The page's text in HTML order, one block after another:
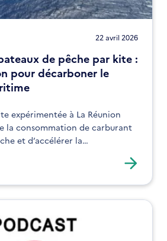
22 avril 2026
de pêche par kite :
pour décarboner le
expérimentée à La Réunion
la consommation de carburant
et d’accélérer la